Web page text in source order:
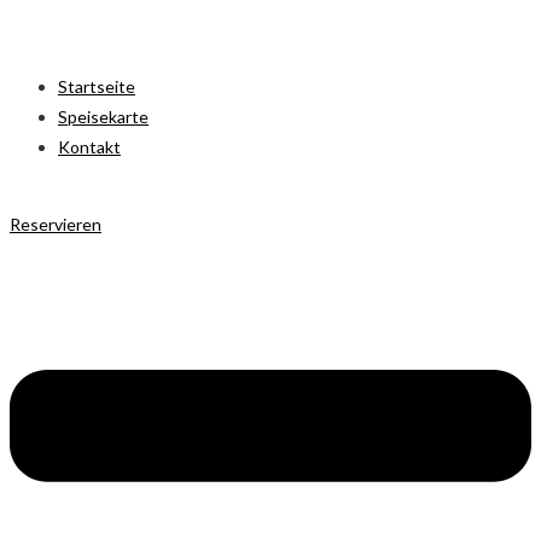
Startseite
Speisekarte
Kontakt
Reservieren